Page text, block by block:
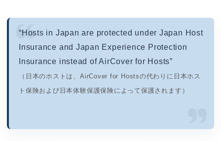
“Hosts in Japan are protected under Japan Host
Insurance a​nd Japan Experience Protection
Insurance instead of AirCover for Hosts”
（日本のホストは、AirCover for Hostsの代わりに日本ホス
ト保険および日本体験保護保険によって保護されます）